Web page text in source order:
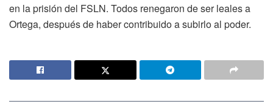
en la prisión del FSLN. Todos renegaron de ser leales a
Ortega, después de haber contribuido a subirlo al poder.